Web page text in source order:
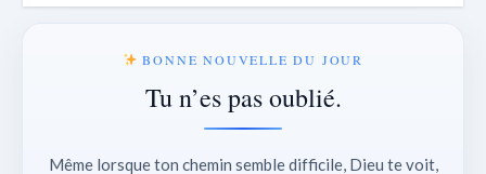
BONNE NOUVELLE DU JOUR
Tu n’es pas oublié.
Même lorsque ton chemin semble difficile, Dieu te voit,